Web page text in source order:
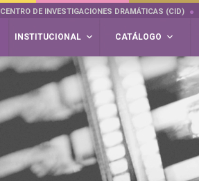
CENTRO DE INVESTIGACIONES DRAMÁTICAS (CID)
INSTITUCIONAL CATÁLOGO